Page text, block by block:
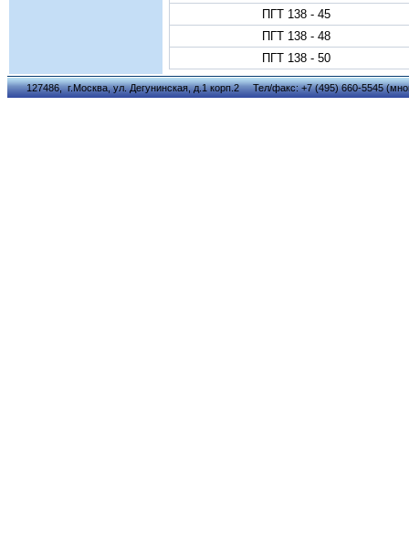
ПГТ 138 - 45
ПГТ 138 - 48
ПГТ 138 - 50
127486, г.Москва, ул. Дегунинская, д.1 корп.2 Тел/факс: +7 (495) 660-5545